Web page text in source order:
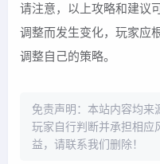
请注意，以上攻略和建议
调整而发生变化，玩家应
调整自己的策略。
免责声明：本站内容均来
玩家自行判断并承担相应
益，请联系我们删除！